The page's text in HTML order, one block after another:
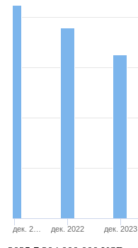
дек. 2… дек. 2022 дек. 2023